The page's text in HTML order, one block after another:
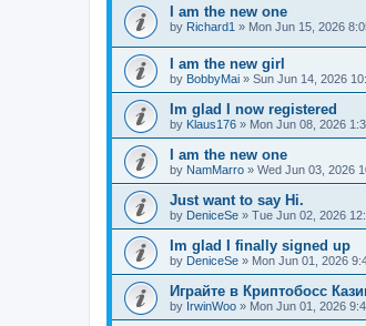
I am the new one
by Richard1 » Mon Jun 15, 2026
I am the new girl
by BobbyMai » Sun Jun 14, 2026
Im glad I now registered
by Klaus176 » Mon Jun 08, 2026
I am the new one
by NamMarro » Wed Jun 03, 2026
Just want to say Hi.
by DeniceSe » Tue Jun 02, 2026
Im glad I finally signed up
by DeniceSe » Mon Jun 01, 2026
Играйте в Криптобосс
by IrwinWoo » Mon Jun 01, 2026